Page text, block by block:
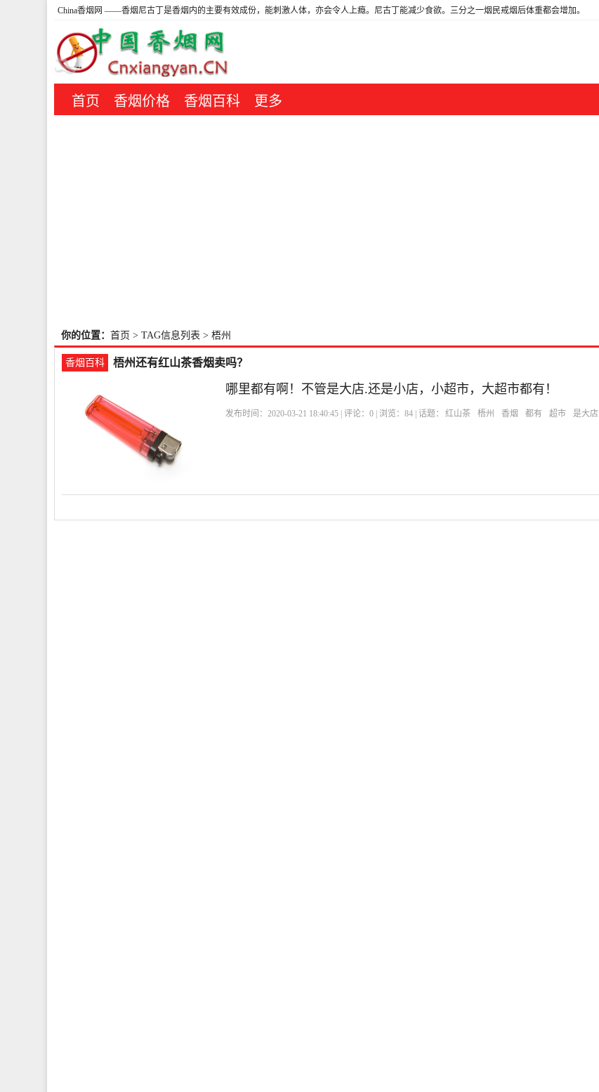
China香烟网 ——香烟尼古丁是香烟内的主要有效成份，能刺激人体，亦会令人上瘾。尼古丁能减少食欲。三分之一烟民戒烟后体重都会增加。
首页 香烟价格 香烟百科 更多
你的位置： 首页 > TAG信息列表 > 梧州
香烟百科 梧州还有红山茶香烟卖吗？
哪里都有啊！不管是大店.还是小店，小超市，大超市都有！
发布时间：2020-03-21 18:40:45 | 评论：0 | 浏览：84 | 话题： 红山茶 梧州 香烟 都有 超市 是大店